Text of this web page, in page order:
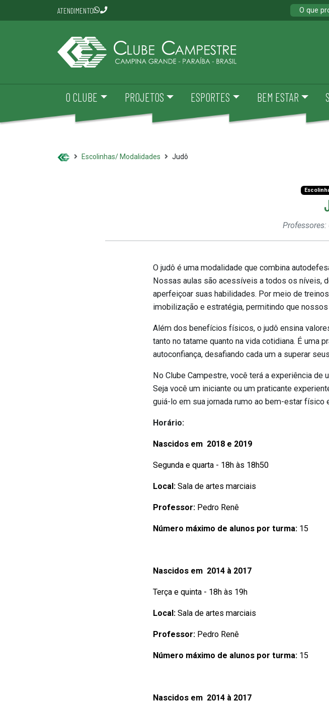
ATENDIMENTO
O CLUBE PROJETOS ESPORTES BEM ESTAR
Escolinhas/ Modalidades Judô
Professores:
O judô é uma modalidade que combina
Nossas aulas são acessíveis a todos os níveis,
aperfeiçoar suas habilidades. Por meio de
imobilização e estratégia, permitindo que
Além dos benefícios físicos, o judô ensina
tanto no tatame quanto na vida cotidiana. É uma
autoconfiança, desafiando cada um a superar
No Clube Campestre, você terá a experiência de
Seja você um iniciante ou um praticante
guiá-lo em sua jornada rumo ao bem-estar físico
Horário:
Nascidos em 2018 e 2019
Segunda e quarta - 18h às 18h50
Local: Sala de artes marciais
Professor: Pedro Renê
Número máximo de alunos por turma: 15
Nascidos em 2014 à 2017
Terça e quinta - 18h às 19h
Local: Sala de artes marciais
Professor: Pedro Renê
Número máximo de alunos por turma: 15
Nascidos em 2014 à 2017